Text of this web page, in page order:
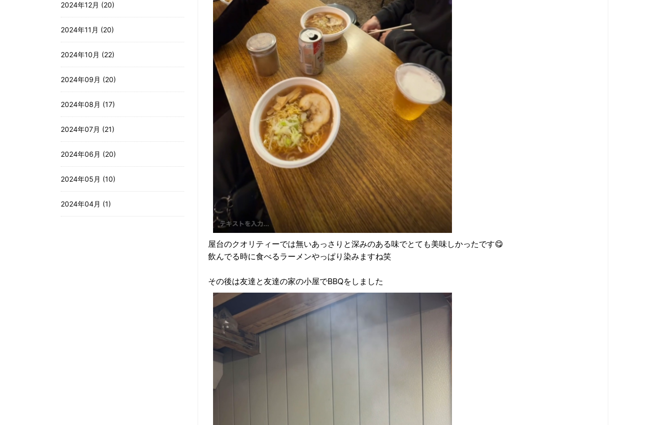
屋台のクオリティーでは無いあっさりと深みのある味でとても美味しかったです😋
飲んでる時に食べるラーメンやっぱり染みますね笑
その後は友達と友達の家の小屋でBBQをしました
2024年12月 (20)
2024年11月 (20)
2024年10月 (22)
2024年09月 (20)
2024年08月 (17)
2024年07月 (21)
2024年06月 (20)
2024年05月 (10)
2024年04月 (1)